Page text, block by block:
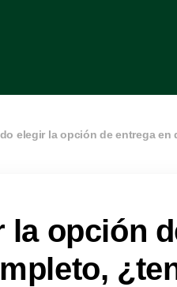
elegir la opción de entrega
la opción